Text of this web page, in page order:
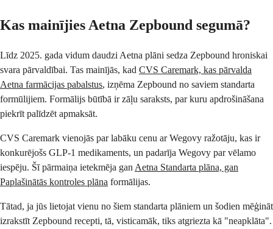
Kas mainījies Aetna Zepbound segumā?
Līdz 2025. gada vidum daudzi Aetna plāni sedza Zepbound hroniskai
svara pārvaldībai. Tas mainījās, kad CVS Caremark, kas pārvalda
Aetna farmācijas pabalstus, izņēma Zepbound no saviem standarta
formūlijiem. Formālijs būtībā ir zāļu saraksts, par kuru apdrošināšana
piekrīt palīdzēt apmaksāt.
CVS Caremark vienojās par labāku cenu ar Wegovy ražotāju, kas ir
konkurējošs GLP-1 medikaments, un padarīja Wegovy par vēlamo
iespēju. Šī pārmaiņa ietekmēja gan Aetna Standarta plāna, gan
Paplašinātās kontroles plāna formālijas.
Tātad, ja jūs lietojat vienu no šiem standarta plāniem un šodien mēģināt
izrakstīt Zepbound recepti, tā, visticamāk, tiks atgriezta kā "neapklāta".